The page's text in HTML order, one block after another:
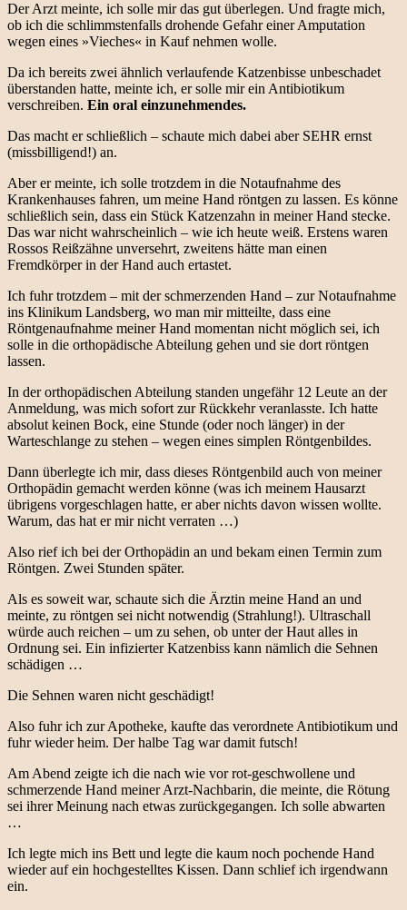
Der Arzt meinte, ich solle mir das gut überlegen. Und fragte mich,
ob ich die schlimmstenfalls drohende Gefahr einer Amputation
wegen eines »Vieches« in Kauf nehmen wolle.
Da ich bereits zwei ähnlich verlaufende Katzenbisse unbeschadet
überstanden hatte, meinte ich, er solle mir ein Antibiotikum
verschreiben. Ein oral einzunehmendes.
Das macht er schließlich – schaute mich dabei aber SEHR ernst
(missbilligend!) an.
Aber er meinte, ich solle trotzdem in die Notaufnahme des
Krankenhauses fahren, um meine Hand röntgen zu lassen. Es könne
schließlich sein, dass ein Stück Katzenzahn in meiner Hand stecke.
Das war nicht wahrscheinlich – wie ich heute weiß. Erstens waren
Rossos Reißzähne unversehrt, zweitens hätte man einen
Fremdkörper in der Hand auch ertastet.
Ich fuhr trotzdem – mit der schmerzenden Hand – zur Notaufnahme
ins Klinikum Landsberg, wo man mir mitteilte, dass eine
Röntgenaufnahme meiner Hand momentan nicht möglich sei, ich
solle in die orthopädische Abteilung gehen und sie dort röntgen
lassen.
In der orthopädischen Abteilung standen ungefähr 12 Leute an der
Anmeldung, was mich sofort zur Rückkehr veranlasste. Ich hatte
absolut keinen Bock, eine Stunde (oder noch länger) in der
Warteschlange zu stehen – wegen eines simplen Röntgenbildes.
Dann überlegte ich mir, dass dieses Röntgenbild auch von meiner
Orthopädin gemacht werden könne (was ich meinem Hausarzt
übrigens vorgeschlagen hatte, er aber nichts davon wissen wollte.
Warum, das hat er mir nicht verraten …)
Also rief ich bei der Orthopädin an und bekam einen Termin zum
Röntgen. Zwei Stunden später.
Als es soweit war, schaute sich die Ärztin meine Hand an und
meinte, zu röntgen sei nicht notwendig (Strahlung!). Ultraschall
würde auch reichen – um zu sehen, ob unter der Haut alles in
Ordnung sei. Ein infizierter Katzenbiss kann nämlich die Sehnen
schädigen …
Die Sehnen waren nicht geschädigt!
Also fuhr ich zur Apotheke, kaufte das verordnete Antibiotikum und
fuhr wieder heim. Der halbe Tag war damit futsch!
Am Abend zeigte ich die nach wie vor rot-geschwollene und
schmerzende Hand meiner Arzt-Nachbarin, die meinte, die Rötung
sei ihrer Meinung nach etwas zurückgegangen. Ich solle abwarten
…
Ich legte mich ins Bett und legte die kaum noch pochende Hand
wieder auf ein hochgestelltes Kissen. Dann schlief ich irgendwann
ein.